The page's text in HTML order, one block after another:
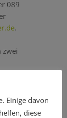
089
.
zwei
Einige davon
diese